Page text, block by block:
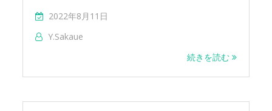
2022年8月11日
Y.sakaue
続きを読む